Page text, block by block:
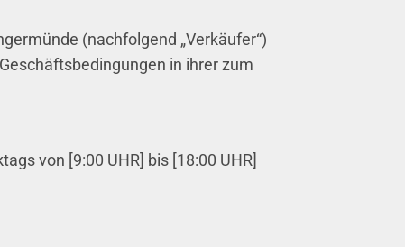
(nachfolgend „Verkäufer“)
in ihrer zum
von [9:00 UHR] bis [18:00 UHR]